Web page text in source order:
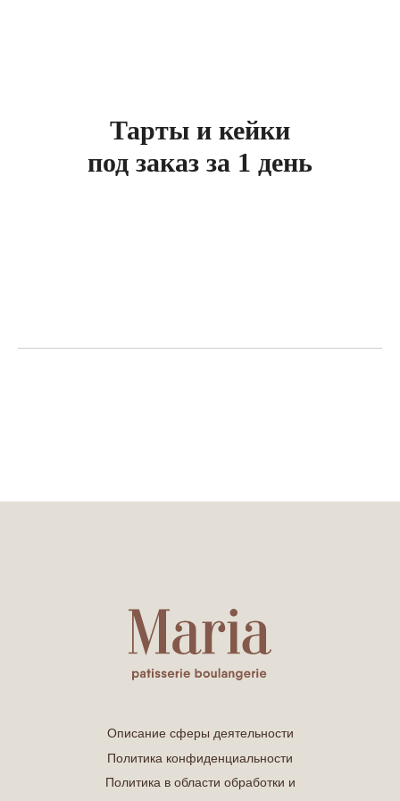
Тарты и кейки
под заказ за 1 день
Описание сферы деятельности
Политика конфиденциальности
Политика в области обработки и